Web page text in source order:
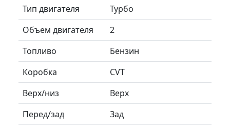
Тип двигателя
Турбо
Объем двигателя
2
Топливо
Бензин
Коробка
CVT
Верх/низ
Верх
Перед/зад
Зад